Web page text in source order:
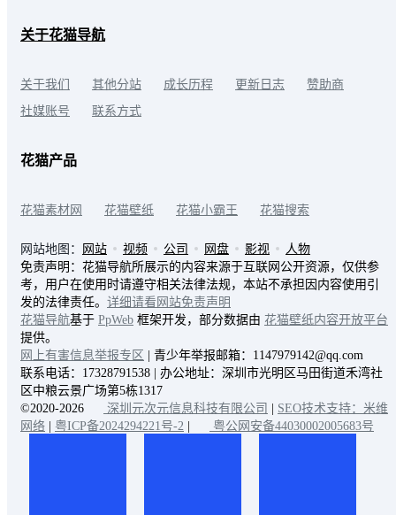
关于花猫导航
关于我们 其他分站 成长历程 更新日志
赞助商
社媒账号
联系方式
花猫产品
花猫素材网 花猫壁纸 花猫小霸王 花猫搜索
网站地图： 网站 视频 公司 网盘 影视
人物
免责声明：花猫导航所展示的内容来源于互联网公开资源，仅供参
考，用户在使用时请遵守相关法律法规，本站不承担因内容使用引
发的法律责任。 详细请看网站免责声明
花猫导航基于 PpWeb 框架开发，部分数据由 花猫壁纸内容开放平台
提供。
网上有害信息举报专区 | 青少年举报邮箱：1147979142@qq.com
联系电话：17328791538 | 办公地址：深圳市光明区马田街道禾湾社
区中粮云景广场第5栋1317
©2020-2026
深圳元次元信息科技有限公司 | SEO技术支持：米维
网络 | 粤ICP备2024294221号-2 | 粤公网安备44030002005683号